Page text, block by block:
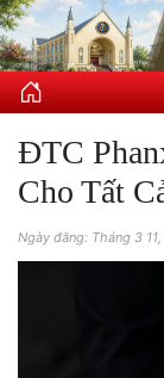
ĐTC
Cho Tất
Ngày đăng: Tháng 3